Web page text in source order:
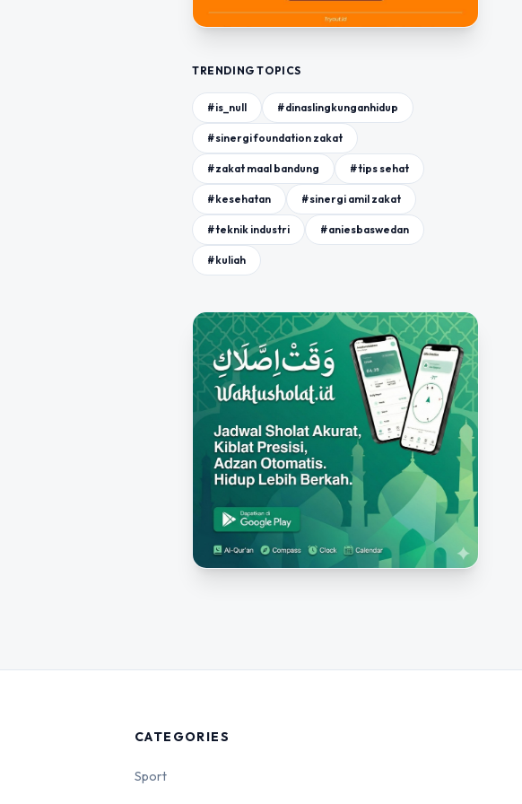
TRENDING TOPICS
#is_null #dinaslingkunganhidup
#sinergi foundation zakat
#zakat maal bandung #tips sehat
#kesehatan #sinergi amil zakat
#teknik industri #aniesbaswedan
#kuliah
CATEGORIES
Sport